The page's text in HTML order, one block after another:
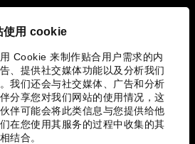
使用 cookie
Cookie 来制作贴合用户需求的内
、提供社交媒体功能以及分析我们
我们还会与社交媒体、广告和分析
分享您对我们网站的使用情况，这
伴可能会将此类信息与您提供给他
在您使用其服务的过程中收集的其
结合。